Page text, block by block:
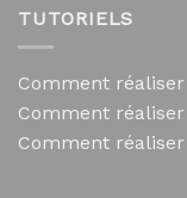
TUTORIELS
Comment
Comment
Comment